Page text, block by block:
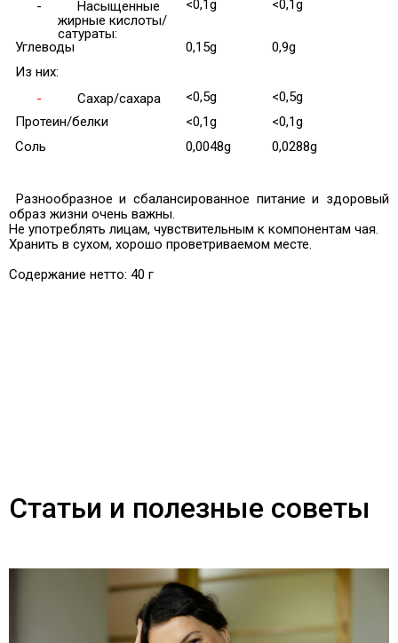
-
Насыщенные
жирные кислоты/
сатураты:
<0,1g <0,1g
Углеводы 0,15g
0,9g
Из них:
-
Сахар/сахара <0,5g
<0,5g
Протеин/белки
<0,1g
<0,1g
Соль
0,0048g 0,0288g
Разнообразное и сбалансированное питание и здоровый
образ жизни очень важны.
Не употреблять лицам, чувствительным к компонентам чая.
Хранить в сухом, хорошо проветриваемом месте.
Содержание нетто: 40 г
Статьи и полезные советы